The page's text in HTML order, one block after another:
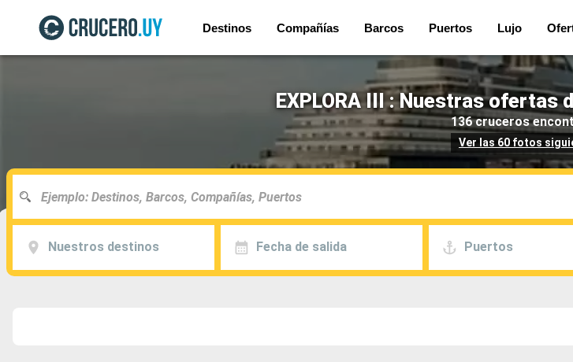
Destinos Compañías Barcos Puertos Lujo
EXPLORA III : Nuestras ofertas
136 cruceros
Ver las 60 fotos
Nuestros destinos Fecha de salida Puertos